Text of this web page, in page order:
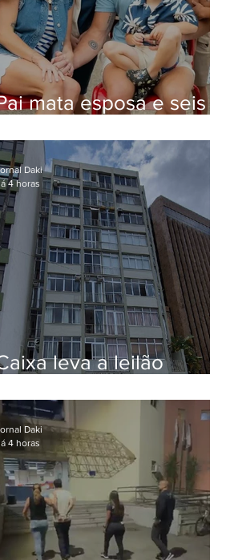
mata esposa e seis
leva a leilão
em Botafogo
Daki
4 horas
Daki
4 horas